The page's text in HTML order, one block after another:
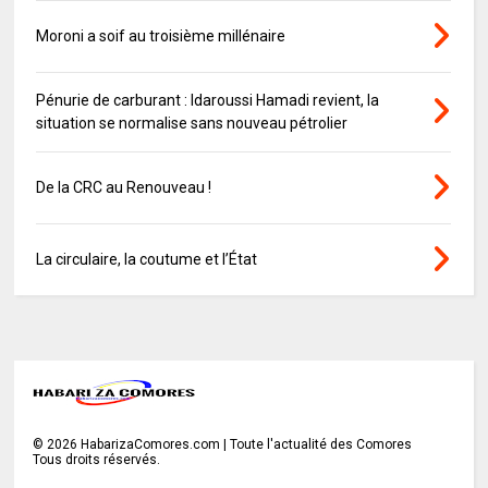
Moroni a soif au troisième millénaire
Pénurie de carburant : Idaroussi Hamadi revient, la
situation se normalise sans nouveau pétrolier
De la CRC au Renouveau !
La circulaire, la coutume et l’État
©2026 HabarizaComores.com | Toute l'actualité des Comores
Tous droits réservés.